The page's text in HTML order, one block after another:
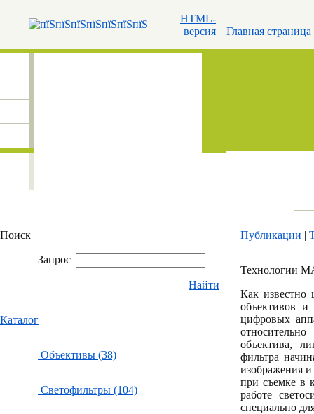
HTML-
версия
Главная страница
Поиск
Запрос
Найти
Каталог
Объективы (38)
Светофильтры (104)
Публикации |
Технологии
Как известно
объективов и
цифровых
объектива,
фильтра
изображения
при съемке в
работе
специально